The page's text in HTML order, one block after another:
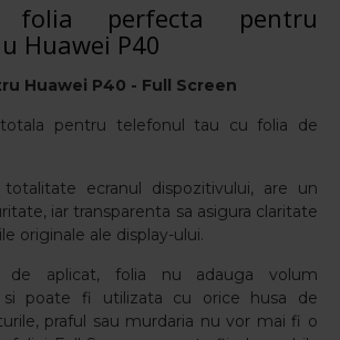
folia perfecta pentru
Huawei P40
Huawei P40 - Full Screen
pentru telefonul tau cu folia de
ecranul dispozitivului, are un
iar transparenta sa asigura claritate
originale ale display-ului.
de aplicat, folia nu adauga volum
si poate fi utilizata cu orice husa de
praful sau murdaria nu vor mai fi o